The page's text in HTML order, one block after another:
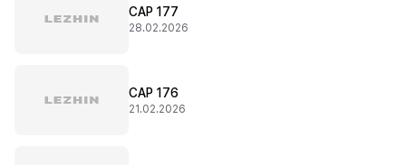
CAP 177
28.02.2026
CAP 176
21.02.2026